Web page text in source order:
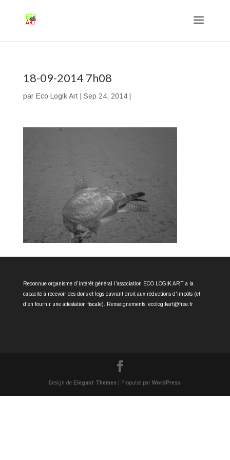
18-09-2014 7h08
par Eco Logik Art| Sep 24, 2014|
Reconnue organisme d'intérêt général l'association ECO LOGIK ART a la
capacité à recevoir des dons et legs ouvrant droit aux réductions d'impôts (et
d'en fournir une attestation fiscale). Renseignements: ecologikart@free.fr
Design de Elegant Themes | Propulsé parWordPress